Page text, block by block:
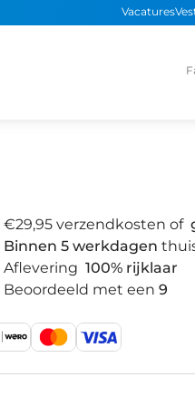
Vacatures
€29,95 verzendkosten of
Binnen 5 werkdagen
Aflevering 100% rijklaar
Beoordeeld met een 9